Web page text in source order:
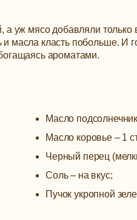
а уж мясо добавляли только
масла класть побольше. И
ароматами.
Масло
Масло коровье – 1
Черный перец
Соль – на вкус;
Пучок укропной